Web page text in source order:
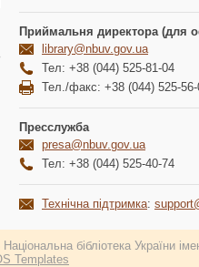
Приймальня директора (для
library@nbuv.gov.ua
Тел: +38 (044) 525-81-04
Тел./факс: +38 (044) 525-56-
Пресслужба
presa@nbuv.gov.ua
Тел: +38 (044) 525-40-74
Технічна підтримка:
бібліотека України
Templates